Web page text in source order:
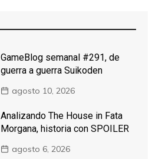
GameBlog semanal #291, de
guerra a guerra Suikoden
agosto 10, 2026
Analizando The House in Fata
Morgana, historia con SPOILER
agosto 6, 2026